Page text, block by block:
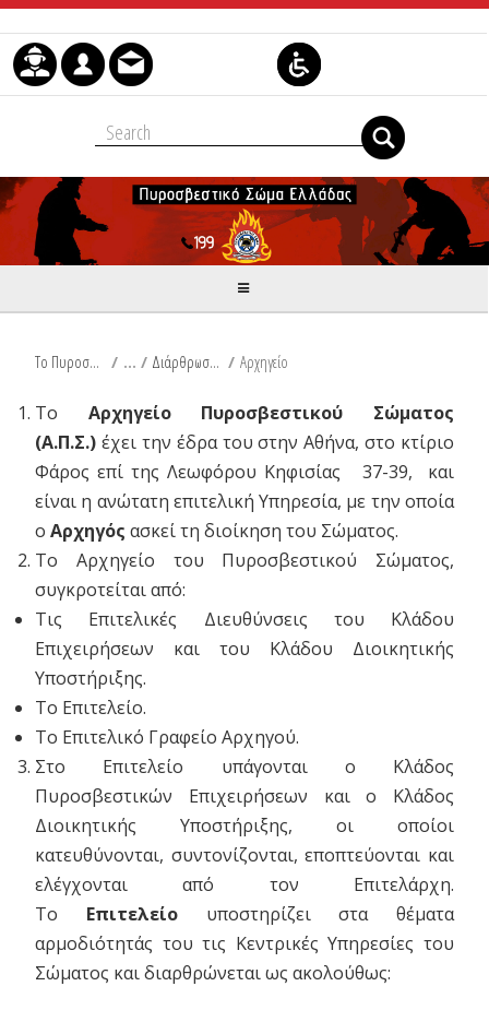
Skip to Content
Το Πυροσβεστικό Σώμα / Διάρθρωση Υπηρεσιών / Αρχηγείο
Το Αρχηγείο Πυροσβεστικού Σώματος
(Α.Π.Σ.) έχει την έδρα του στην Αθήνα, στο κτίριο
Φάρος επί της Λεωφόρου Κηφισίας 37-39, και
είναι η ανώτατη επιτελική Υπηρεσία, με την οποία
ο Αρχηγός ασκεί τη διοίκηση του Σώματος.
Το Αρχηγείο του Πυροσβεστικού Σώματος,
συγκροτείται από:
Τις Επιτελικές Διευθύνσεις του Κλάδου
Επιχειρήσεων και του Κλάδου Διοικητικής
Υποστήριξης.
Το Επιτελείο.
Το Επιτελικό Γραφείο Αρχηγού.
Στο Επιτελείο υπάγονται ο Κλάδος
Πυροσβεστικών Επιχειρήσεων και ο Κλάδος
Διοικητικής Υποστήριξης, οι οποίοι
κατευθύνονται, συντονίζονται, εποπτεύονται και
ελέγχονται από τον Επιτελάρχη.
Το Επιτελείουποστηρίζει στα θέματα
αρμοδιότητάς του τις Κεντρικές Υπηρεσίες του
Σώματος και διαρθρώνεται ως ακολούθως: